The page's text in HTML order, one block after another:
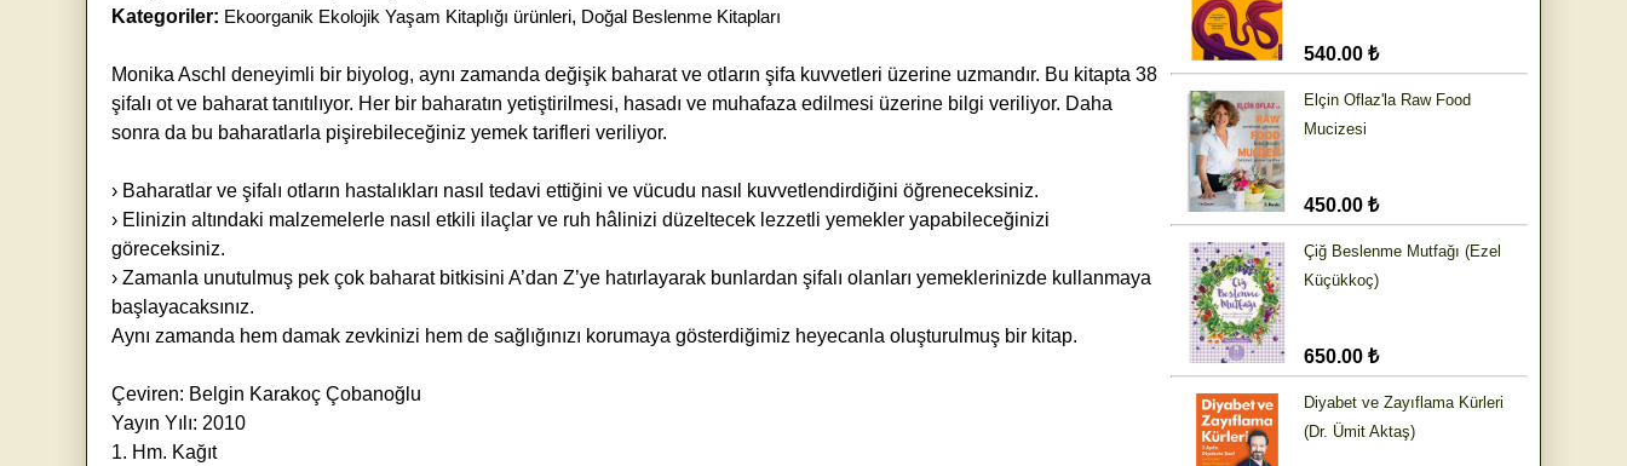
Kategoriler: Ekoorganik Ekolojik Yaşam Kitaplığı ürünleri, Doğal Beslenme Kitapları
Monika Aschl deneyimli bir biyolog, aynı zamanda değişik baharat ve otların şifa kuvvetleri üzerine uzmandır. Bu kitapta 38
şifalı ot ve baharat tanıtılıyor. Her bir baharatın yetiştirilmesi, hasadı ve muhafaza edilmesi üzerine bilgi veriliyor. Daha
sonra da bu baharatlarla pişirebileceğiniz yemek tarifleri veriliyor.
› Baharatlar ve şifalı otların hastalıkları nasıl tedavi ettiğini ve vücudu nasıl kuvvetlendirdiğini öğreneceksiniz.
› Elinizin altındaki malzemelerle nasıl etkili ilaçlar ve ruh hâlinizi düzeltecek lezzetli yemekler yapabileceğinizi
göreceksiniz.
› Zamanla unutulmuş pek çok baharat bitkisini A’dan Z’ye hatırlayarak bunlardan şifalı olanları yemeklerinizde kullanmaya
başlayacaksınız.
Aynı zamanda hem damak zevkinizi hem de sağlığınızı korumaya gösterdiğimiz heyecanla oluşturulmuş bir kitap.
Çeviren: Belgin Karakoç Çobanoğlu
Yayın Yılı: 2010
1. Hm. Kağıt
540.00 ₺
Elçin Oflaz'la Raw Food
Mucizesi
450.00 ₺
Çiğ Beslenme Mutfağı (Ezel
Küçükkoç)
650.00 ₺
Diyabet ve Zayıflama Kürleri
(Dr. Ümit Aktaş)